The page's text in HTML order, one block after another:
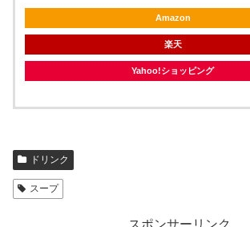
Amazon
楽天
Yahoo!ショッピング
ドリンク
スープ
スポンサーリンク